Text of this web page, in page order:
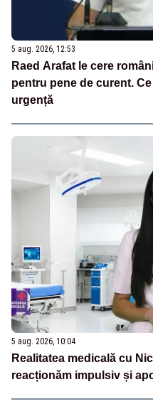
5 aug. 2026, 12:53
Raed Arafat le cere
pentru pene de curent.
urgență
5 aug. 2026, 10:04
Realitatea medicală cu
reacționăm impulsiv și